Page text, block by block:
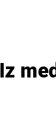
Iz